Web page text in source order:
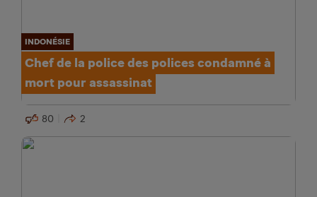
INDONÉSIE
Chef de la police des polices condamné à
mort pour assassinat
80 2